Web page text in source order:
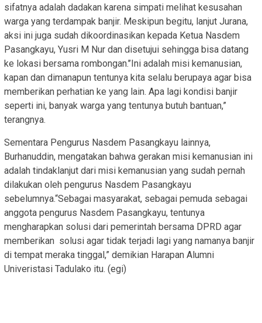
sifatnya adalah dadakan karena simpati melihat kesusahan
warga yang terdampak banjir. Meskipun begitu, lanjut Jurana,
aksi ini juga sudah dikoordinasikan kepada Ketua Nasdem
Pasangkayu, Yusri M Nur dan disetujui sehingga bisa datang
ke lokasi bersama rombongan.’’Ini adalah misi kemanusian,
kapan dan dimanapun tentunya kita selalu berupaya agar bisa
memberikan perhatian ke yang lain. Apa lagi kondisi banjir
seperti ini, banyak warga yang tentunya butuh bantuan,”
terangnya.
Sementara Pengurus Nasdem Pasangkayu lainnya,
Burhanuddin, mengatakan bahwa gerakan misi kemanusian ini
adalah tindaklanjut dari misi kemanusian yang sudah pernah
dilakukan oleh pengurus Nasdem Pasangkayu
sebelumnya.“Sebagai masyarakat, sebagai pemuda sebagai
anggota pengurus Nasdem Pasangkayu, tentunya
mengharapkan solusi dari pemerintah bersama DPRD agar
memberikan solusi agar tidak terjadi lagi yang namanya banjir
di tempat meraka tinggal,” demikian Harapan Alumni
Univeristasi Tadulako itu. (egi)